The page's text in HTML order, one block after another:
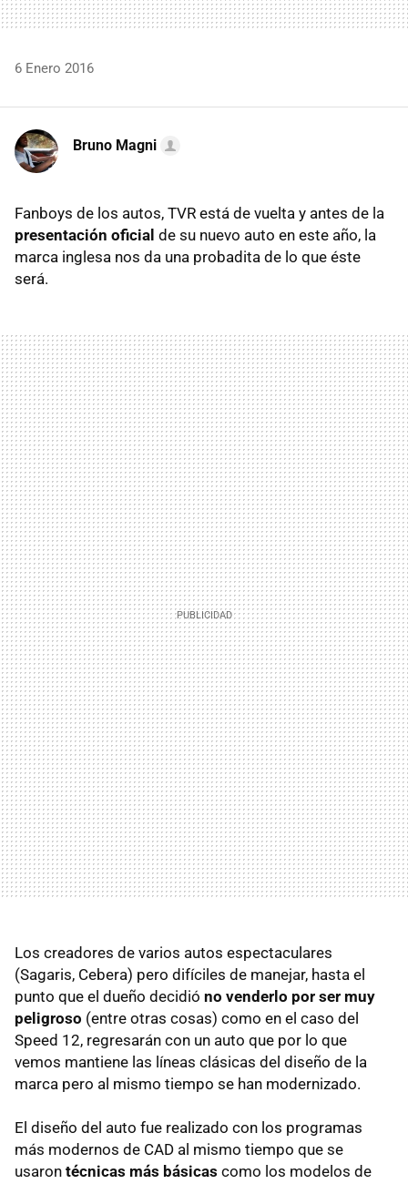
6 Enero 2016
Bruno Magni
Fanboys de los autos, TVR está de vuelta y antes de la
presentación oficial de su nuevo auto en este año, la
marca inglesa nos da una probadita de lo que éste
será.
Los creadores de varios autos espectaculares
(Sagaris, Cebera) pero difíciles de manejar, hasta el
punto que el dueño decidió no venderlo por ser muy
peligroso (entre otras cosas) como en el caso del
Speed 12, regresarán con un auto que por lo que
vemos mantiene las líneas clásicas del diseño de la
marca pero al mismo tiempo se han modernizado.
El diseño del auto fue realizado con los programas
más modernos de CAD al mismo tiempo que se
usaron técnicas más básicas como los modelos de